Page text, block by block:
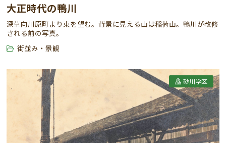
大正時代の鴨川
深草向川原町より東を望む。背景に見える山は稲荷山。鴨川が改修
される前の写真。
街並み・景観
砂川学区